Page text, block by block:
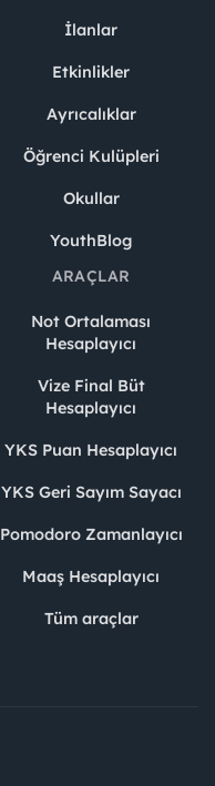
İlanlar
Etkinlikler
Ayrıcalıklar
Öğrenci Kulüpleri
Okullar
YouthBlog
ARAÇLAR
Not Ortalaması
Hesaplayıcı
Vize Final Büt
Hesaplayıcı
YKS Puan Hesaplayıcı
YKS Geri Sayım Sayacı
Pomodoro Zamanlayıcı
Maaş Hesaplayıcı
Tüm araçlar